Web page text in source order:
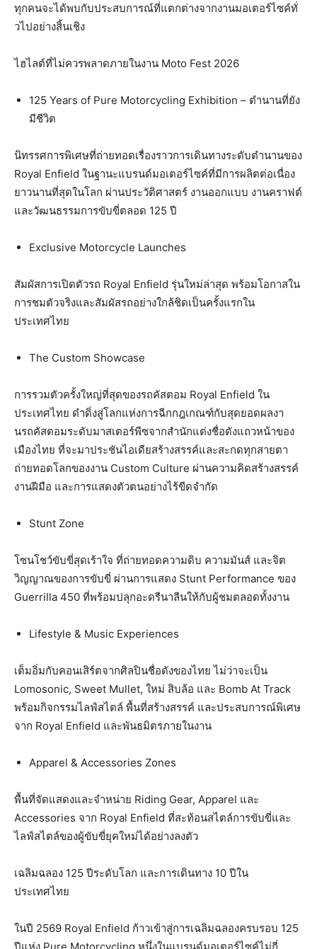
ทุกคนจะได้พบกับประสบการณ์ที่แตกต่างจากงานมอเตอร์ไซค์ทั่
วไปอย่างสิ้นเชิง
ไฮไลต์ที่ไม่ควรพลาดภายในงาน Moto Fest 2026
125 Years of Pure Motorcycling Exhibition – ตำนานที่ยัง
มีชีวิต
นิทรรศการพิเศษที่ถ่ายทอดเรื่องราวการเดินทางระดับตำนานของ
Royal Enfield ในฐานะแบรนด์มอเตอร์ไซค์ที่มีการผลิตต่อเนื่อง
ยาวนานที่สุดในโลก ผ่านประวัติศาสตร์ งานออกแบบ งานคราฟต์
และวัฒนธรรมการขับขี่ตลอด 125 ปี
Exclusive Motorcycle Launches
สัมผัสการเปิดตัวรถ Royal Enfield รุ่นใหม่ล่าสุด พร้อมโอกาสใน
การชมตัวจริงและสัมผัสรถอย่างใกล้ชิดเป็นครั้งแรกใน
ประเทศไทย
The Custom Showcase
การรวมตัวครั้งใหญ่ที่สุดของรถคัสตอม Royal Enfield ใน
ประเทศไทย ดำดิ่งสู่โลกแห่งการฉีกกฎเกณฑ์กับสุดยอดผลงา
นรถคัสตอมระดับมาสเตอร์พีซจากสำนักแต่งชื่อดังแถวหน้าของ
เมืองไทย ที่จะมาประชันไอเดียสร้างสรรค์และสะกดทุกสายตา
ถ่ายทอดโลกของงาน Custom Culture ผ่านความคิดสร้างสรรค์
งานฝีมือ และการแสดงตัวตนอย่างไร้ขีดจำกัด
Stunt Zone
โซนโชว์ขับขี่สุดเร้าใจ ที่ถ่ายทอดความดิบ ความมันส์ และจิต
วิญญาณของการขับขี่ ผ่านการแสดง Stunt Performance ของ
Guerrilla 450 ที่พร้อมปลุกอะดรีนาลีนให้กับผู้ชมตลอดทั้งงาน
Lifestyle & Music Experiences
เต็มอิ่มกับคอนเสิร์ตจากศิลปินชื่อดังของไทย ไม่ว่าจะเป็น
Lomosonic, Sweet Mullet, ใหม่ สิบล้อ และ Bomb At Track
พร้อมกิจกรรมไลฟ์สไตล์ พื้นที่สร้างสรรค์ และประสบการณ์พิเศษ
จาก Royal Enfield และพันธมิตรภายในงาน
Apparel & Accessories Zones
พื้นที่จัดแสดงและจำหน่าย Riding Gear, Apparel และ
Accessories จาก Royal Enfield ที่สะท้อนสไตล์การขับขี่และ
ไลฟ์สไตล์ของผู้ขับขี่ยุคใหม่ได้อย่างลงตัว
เฉลิมฉลอง 125 ปีระดับโลก และการเดินทาง 10 ปีใน
ประเทศไทย
ในปี 2569 Royal Enfield ก้าวเข้าสู่การเฉลิมฉลองครบรอบ 125